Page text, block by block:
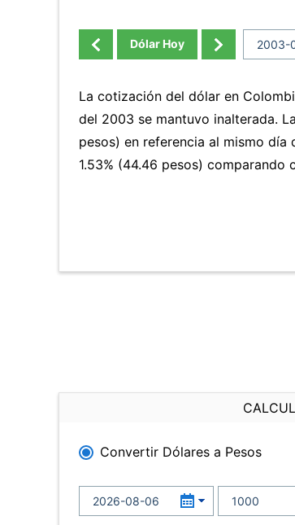
Dólar Hoy
La cotización del dólar en
del 2003 se mantuvo inalterada. La
pesos) en referencia al mismo
1.53% (44.46 pesos) comparando
Convertir Dólares a Pesos